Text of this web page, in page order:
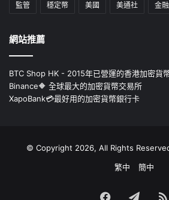
監管 穩定幣 美國 美通社 金
網站推薦
BTC Shop HK - 2015年已營運的香港加密貨
Binance🔶 全球最大的加密貨幣交易所
XapoBank💳最好用的加密貨幣銀行卡
© Copyright 2026, All Rights
繁中
簡中
Facebook